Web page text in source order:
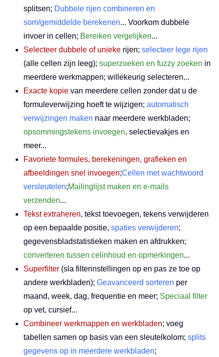
splitsen; Dubbele rijen combineren en
som/gemiddelde berekenen... Voorkom dubbele
invoer in cellen; Bereiken vergelijken...
Selecteer dubbele of unieke rijen; selecteer lege rijen
(alle cellen zijn leeg); superzoeken en fuzzy zoeken in
meerdere werkmappen; willekeurig selecteren...
Exacte kopie van meerdere cellen zonder dat u de
formuleverwijzing hoeft te wijzigen; automatisch
verwijzingen maken naar meerdere werkbladen;
opsommingstekens invoegen, selectievakjes en
meer...
Favoriete formules, berekeningen, grafieken en
afbeeldingen snel invoegen;Cellen met wachtwoord
versleutelen;Mailinglijst maken en e-mails
verzenden...
Tekst extraheren, tekst toevoegen, tekens verwijderen
op een bepaalde positie, spaties verwijderen;
gegevensbladstatistieken maken en afdrukken;
converteren tussen celinhoud en opmerkingen...
Superfilter (sla filterinstellingen op en pas ze toe op
andere werkbladen); Geavanceerd sorteren per
maand, week, dag, frequentie en meer; Speciaal filter
op vet, cursief...
Combineer werkmappen en werkbladen; voeg
tabellen samen op basis van een sleutelkolom; splits
gegevens op in meerdere werkbladen;